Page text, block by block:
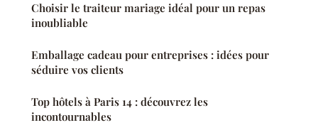
Choisir le traiteur mariage idéal pour un repas
inoubliable
Emballage cadeau pour entreprises : idées pour
séduire vos clients
Top hôtels à Paris 14 : découvrez les
incontournables